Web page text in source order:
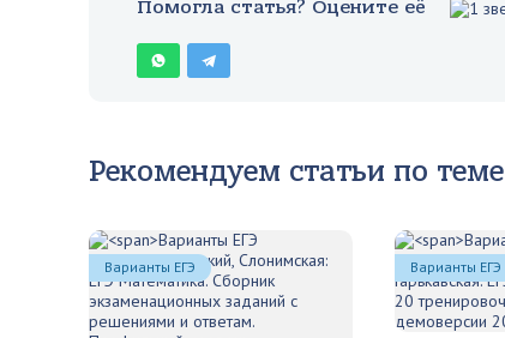
Помогла статья? Оцените её
Рекомендуем статьи по теме
Варианты ЕГЭ Варианты ЕГЭ